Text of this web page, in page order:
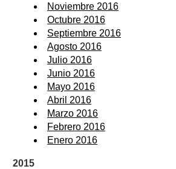
Noviembre 2016
Octubre 2016
Septiembre 2016
Agosto 2016
Julio 2016
Junio 2016
Mayo 2016
Abril 2016
Marzo 2016
Febrero 2016
Enero 2016
2015